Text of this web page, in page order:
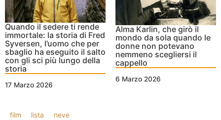
Quando il sedere ti rende
immortale: la storia di Fred
Syversen, l’uomo che per
sbaglio ha eseguito il salto
con gli sci più lungo della
storia
17 Marzo 2026
Alma Karlin, che girò il
mondo da sola quando le
donne non potevano
nemmeno scegliersi il
cappello
6 Marzo 2026
film lista neve